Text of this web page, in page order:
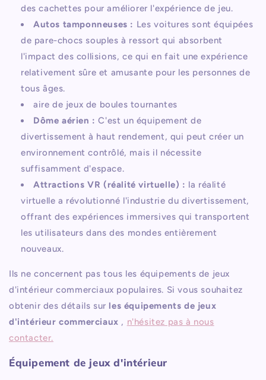
des cachettes pour améliorer l'expérience de jeu.
Autos tamponneuses : Les voitures sont équipées
de pare-chocs souples à ressort qui absorbent
l'impact des collisions, ce qui en fait une expérience
relativement sûre et amusante pour les personnes de
tous âges.
aire de jeux de boules tournantes
Dôme aérien : C'est un équipement de
divertissement à haut rendement, qui peut créer un
environnement contrôlé, mais il nécessite
suffisamment d'espace.
Attractions VR (réalité virtuelle) : la réalité
virtuelle a révolutionné l'industrie du divertissement,
offrant des expériences immersives qui transportent
les utilisateurs dans des mondes entièrement
nouveaux.
Ils ne concernent pas tous les équipements de jeux
d'intérieur commerciaux populaires. Si vous souhaitez
obtenir des détails sur les équipements de jeux
d'intérieur commerciaux , n'hésitez pas à nous
contacter.
Équipement de jeux d'intérieur